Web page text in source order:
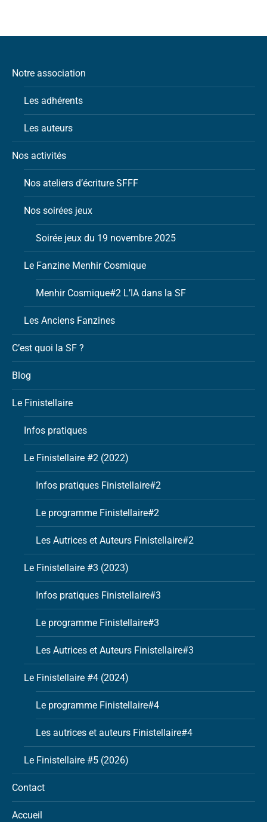
Notre association
Les adhérents
Les auteurs
Nos activités
Nos ateliers d’écriture SFFF
Nos soirées jeux
Soirée jeux du 19 novembre 2025
Le Fanzine Menhir Cosmique
Menhir Cosmique#2 L’IA dans la SF
Les Anciens Fanzines
C’est quoi la SF ?
Blog
Le Finistellaire
Infos pratiques
Le Finistellaire #2 (2022)
Infos pratiques Finistellaire#2
Le programme Finistellaire#2
Les Autrices et Auteurs Finistellaire#2
Le Finistellaire #3 (2023)
Infos pratiques Finistellaire#3
Le programme Finistellaire#3
Les Autrices et Auteurs Finistellaire#3
Le Finistellaire #4 (2024)
Le programme Finistellaire#4
Les autrices et auteurs Finistellaire#4
Le Finistellaire #5 (2026)
Contact
Accueil